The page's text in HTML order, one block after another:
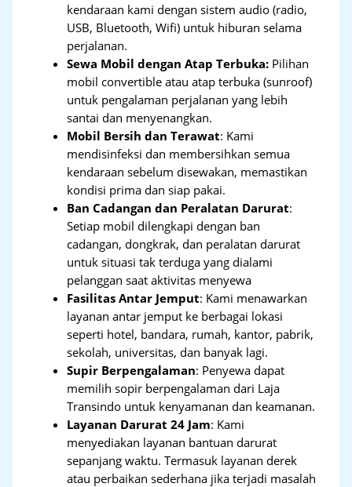
kendaraan kami dengan sistem audio (radio,
USB, Bluetooth, Wifi) untuk hiburan selama
perjalanan.
Sewa Mobil dengan Atap Terbuka: Pilihan
mobil convertible atau atap terbuka (sunroof)
untuk pengalaman perjalanan yang lebih
santai dan menyenangkan.
Mobil Bersih dan Terawat: Kami
mendisinfeksi dan membersihkan semua
kendaraan sebelum disewakan, memastikan
kondisi prima dan siap pakai.
Ban Cadangan dan Peralatan Darurat:
Setiap mobil dilengkapi dengan ban
cadangan, dongkrak, dan peralatan darurat
untuk situasi tak terduga yang dialami
pelanggan saat aktivitas menyewa
Fasilitas Antar Jemput: Kami menawarkan
layanan antar jemput ke berbagai lokasi
seperti hotel, bandara, rumah, kantor, pabrik,
sekolah, universitas, dan banyak lagi.
Supir Berpengalaman: Penyewa dapat
memilih sopir berpengalaman dari Laja
Transindo untuk kenyamanan dan keamanan.
Layanan Darurat 24 Jam: Kami
menyediakan layanan bantuan darurat
sepanjang waktu. Termasuk layanan derek
atau perbaikan sederhana jika terjadi masalah